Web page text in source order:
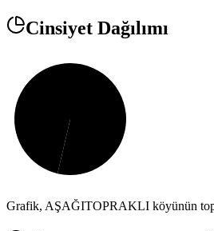
Cinsiyet Dağılımı
Grafik, AŞAĞITOPRAKLI köyünün